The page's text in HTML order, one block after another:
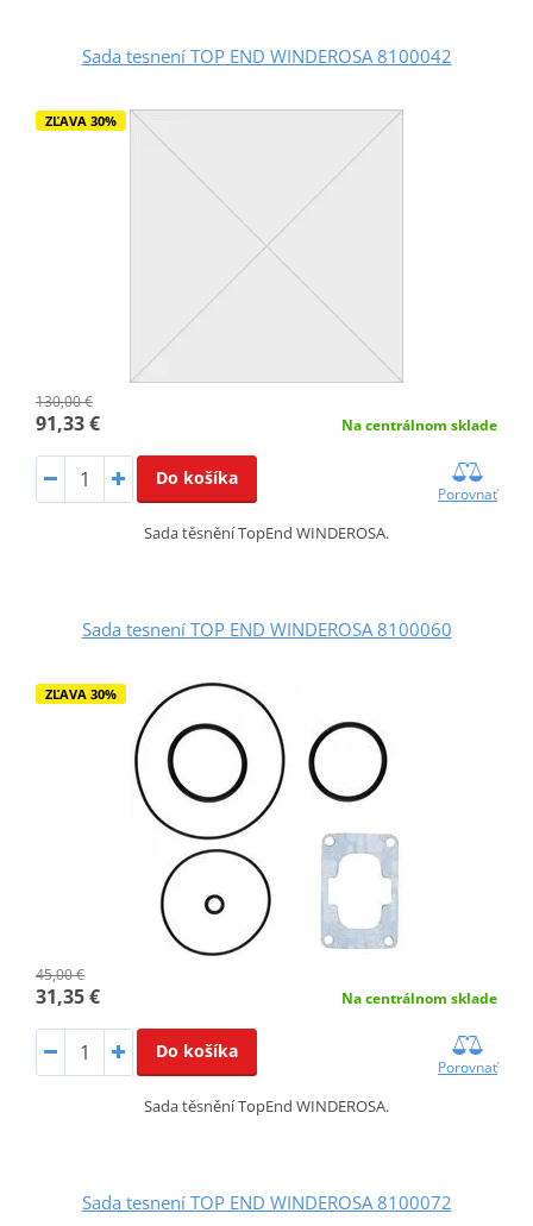
Sada tesnení TOP END WINDEROSA 8100042
ZĽAVA 30%
130,00 €
91,33 € Na centrálnom sklade
Do košíka
Porovnať
Sada těsnění TopEnd WINDEROSA.
Sada tesnení TOP END WINDEROSA 8100060
ZĽAVA 30%
45,00 €
31,35 € Na centrálnom sklade
Do košíka
Porovnať
Sada těsnění TopEnd WINDEROSA.
Sada tesnení TOP END WINDEROSA 8100072